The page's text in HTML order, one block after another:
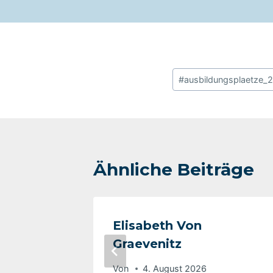
Schlagworte:
#
Ähnliche Beiträge
Elisabeth Von
Graevenitz
Von 4. August 2026